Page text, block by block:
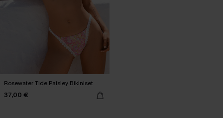
Rosewater Tide Paisley Bikiniset
37,00 €